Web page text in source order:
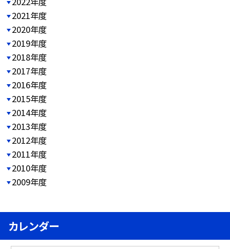
2021年度
2020年度
2019年度
2018年度
2017年度
2016年度
2015年度
2014年度
2013年度
2012年度
2011年度
2010年度
2009年度
カレンダー